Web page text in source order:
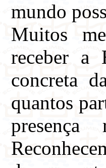
mundo
Muitos
receber a
concreta
quantos